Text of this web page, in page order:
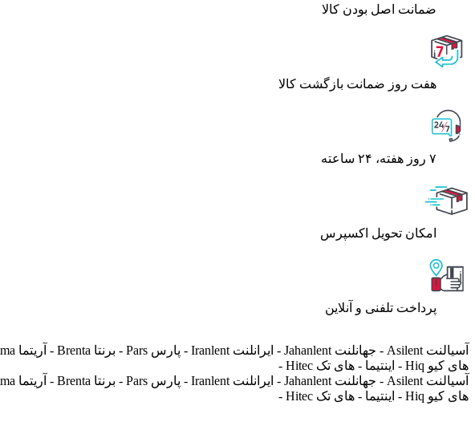
ﺿﻤﺎﻧﺖ اﺻﻞ ﺑﻮدن ﮐﺎﻟﺎ
هفت روز ضمانت بازگشت کالا
۷ روز ﻫﻔﺘﻪ، ۲۴ ﺳﺎﻋﺘﻪ
اﻣﮑﺎن ﺗﺤﻮﯾﻞ اﮐﺴﭙﺮس
پرداخت تلفنی و آنلاین
های کیو Hiq - اینتیما - های تک Hitec -
های کیو Hiq - اینتیما - های تک Hitec -